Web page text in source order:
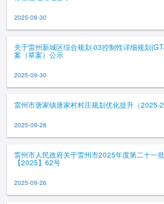
2025-09-30
关于雷州新城区综合规划-03控制性详细规划
案（草案）公示
2025-09-30
雷州市唐家镇唐家村村庄规划优化提升（2025-
2025-09-28
雷州市人民政府关于雷州市2025年度第二十一
【2025】62号
2025-09-26